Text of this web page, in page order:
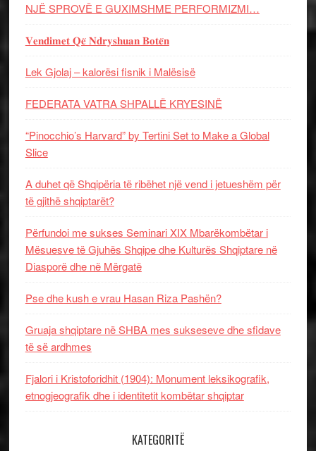
NJË SPROVË E GUXIMSHME PERFORMIZMI…
𝐕𝐞𝐧𝐝𝐢𝐦𝐞𝐭 𝐐𝐞̈ 𝐍𝐝𝐫𝐲𝐬𝐡𝐮𝐚𝐧 𝐁𝐨𝐭𝐞̈𝐧
Lek Gjolaj – kalorësi fisnik i Malësisë
FEDERATA VATRA SHPALLË KRYESINË
“Pinocchio’s Harvard” by Tertini Set to Make a Global
Slice
A duhet që Shqipëria të ribëhet një vend i jetueshëm për
të gjithë shqiptarët?
Përfundoi me sukses Seminari XIX Mbarëkombëtar i
Mësuesve të Gjuhës Shqipe dhe Kulturës Shqiptare në
Diasporë dhe në Mërgatë
Pse dhe kush e vrau Hasan Riza Pashën?
Gruaja shqiptare në SHBA mes sukseseve dhe sfidave
të së ardhmes
Fjalori i Kristoforidhit (1904): Monument leksikografik,
etnogjeografik dhe i identitetit kombëtar shqiptar
KATEGORITË